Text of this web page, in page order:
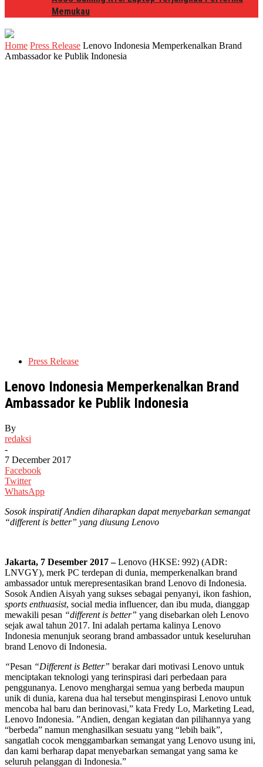
Memukau
Home Press Release Lenovo Indonesia Memperkenalkan Brand
Ambassador ke Publik Indonesia
Press Release
Lenovo Indonesia Memperkenalkan Brand
Ambassador ke Publik Indonesia
By
redaksi
-
7 December 2017
Facebook
Twitter
WhatsApp
Sosok inspiratif Andien diharapkan dapat menyebarkan semangat
“different is better” yang diusung Lenovo
Jakarta, 7 Desember 2017 –Lenovo (HKSE: 992) (ADR:
LNVGY), merk PC terdepan di dunia, memperkenalkan brand
ambassador untuk merepresentasikan brand Lenovo di Indonesia.
Sosok Andien Aisyah yang sukses sebagai penyanyi, ikon fashion,
sports enthuasist, social media influencer, dan ibu muda, dianggap
mewakili pesan “different is better” yang disebarkan oleh Lenovo
sejak awal tahun 2017. Ini adalah pertama kalinya Lenovo
Indonesia menunjuk seorang brand ambassador untuk keseluruhan
brand Lenovo di Indonesia.
“Pesan “Different is Better” berakar dari motivasi Lenovo untuk
menciptakan teknologi yang terinspirasi dari perbedaan para
penggunanya. Lenovo menghargai semua yang berbeda maupun
unik di dunia, karena dua hal tersebut menginspirasi Lenovo untuk
mencoba hal baru dan berinovasi,” kata Fredy Lo, Marketing Lead,
Lenovo Indonesia. ”Andien, dengan kegiatan dan pilihannya yang
“berbeda” namun menghasilkan sesuatu yang “lebih baik”,
sangatlah cocok menggambarkan semangat yang Lenovo usung ini,
dan kami berharap dapat menyebarkan semangat yang sama ke
seluruh pelanggan di Indonesia.”